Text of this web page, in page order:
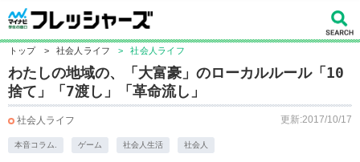
トップ > 社会人ライフ > 社会人ライフ
わたしの地域の、「大富豪」のローカルルール「10
捨て」「7渡し」「革命流し」
社会人ライフ 更新:2017/10/17
本音コラム. ゲーム 社会人生活 社会人